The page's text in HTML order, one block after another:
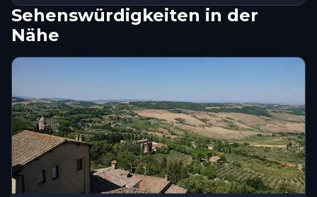
Sehenswürdigkeiten in der
Nähe